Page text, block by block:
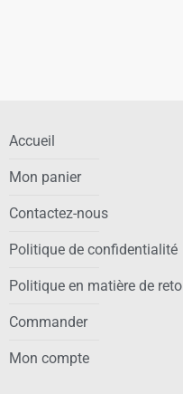
Accueil
Mon panier
Contactez-nous
Politique de confidentialité
Politique en matière de
Commander
Mon compte